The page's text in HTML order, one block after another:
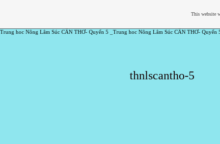
Trung hoc Nông Lâm Súc CẦN THƠ- Quyển 5 _Trung hoc Nông Lâm Súc CẦN THƠ-
thnlscantho-5
This website